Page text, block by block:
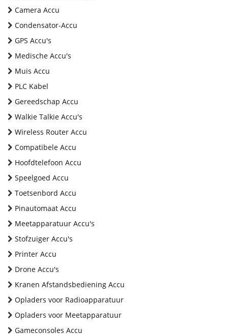
Camera Accu
Condensator-Accu
GPS Accu's
Medische Accu's
Muis Accu
PLC Kabel
Gereedschap Accu
Walkie Talkie Accu's
Wireless Router Accu
Compatibele Accu
Hoofdtelefoon Accu
Speelgoed Accu
Toetsenbord Accu
Pinautomaat Accu
Meetapparatuur Accu's
Stofzuiger Accu's
Printer Accu
Drone Accu's
Kranen Afstandsbediening Accu
Opladers voor Radioapparatuur
Opladers voor Meetapparatuur
Gameconsoles Accu